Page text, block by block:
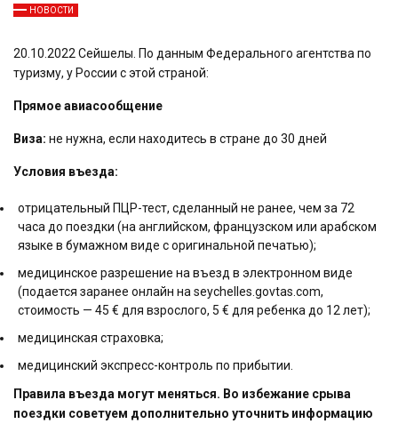
НОВОСТИ
20.10.2022 Сейшелы. По данным Федерального агентства по
туризму, у России с этой страной:
Прямое авиасообщение
Виза: не нужна, если находитесь в стране до 30 дней
Условия въезда:
отрицательный ПЦР-тест, сделанный не ранее, чем за 72
часа до поездки (на английском, французском или арабском
языке в бумажном виде с оригинальной печатью);
медицинское разрешение на въезд в электронном виде
(подается заранее онлайн на seychelles.govtas.com,
стоимость — 45 € для взрослого, 5 € для ребенка до 12 лет);
медицинская страховка;
медицинский экспресс-контроль по прибытии.
Правила въезда могут меняться. Во избежание срыва
поездки советуем дополнительно уточнить информацию